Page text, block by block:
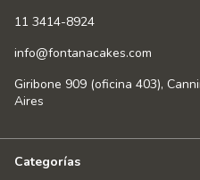
11 3414-8924
info@fontanacakes.com
Giribone 909 (oficina 403),
Aires
Categorías